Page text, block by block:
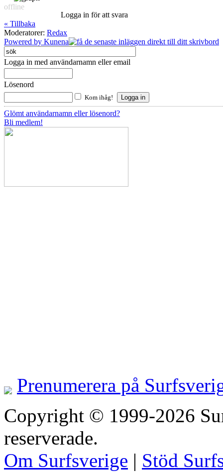
offline
Logga in för att svara
« Tillbaka
Moderatorer: Redax
Powered by Kunena
Logga in med användarnamn eller email
Lösenord
Kom ihåg!
Glömt användarnamn eller lösenord?
Bli medlem!
Prenumerera på
Copyright © 1999-2026
reserverade.
Om Surfsverige | Stöd